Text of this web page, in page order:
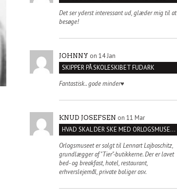
Det ser yderst interessant ud, glæder mig til at
besøge!
JOHNNY on 14 Jan
SKIPPER PÅ SKOLESKIBET FUDARK
Fantastisk.. gode minder♥️
KNUD JOSEFSEN on 11 Mar
HVAD SKAL DER SKE MED ORLOGSMUSEET?
Orlogsmuseet er solgt til Lennart Lajboschitz,
grundlægger af "Tier"-butikkerne. Der er lavet
bed- og breakfast, hotel, restaurant,
erhverslejemål, private boliger osv.